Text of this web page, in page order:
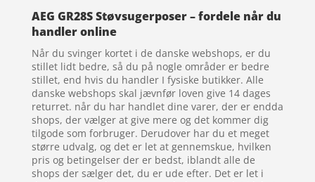
AEG GR28S Støvsugerposer – fordele når du
handler online
Når du svinger kortet i de danske webshops, er du
stillet lidt bedre, så du på nogle områder er bedre
stillet, end hvis du handler I fysiske butikker. Alle
danske webshops skal jævnfør loven give 14 dages
returret. når du har handlet dine varer, der er endda
shops, der vælger at give mere og det kommer dig
tilgode som forbruger. Derudover har du et meget
større udvalg, og det er let at gennemskue, hvilken
pris og betingelser der er bedst, iblandt alle de
shops der sælger det, du er ude efter. Det er let i